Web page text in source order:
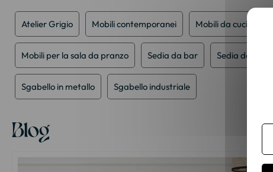
Atelier Grigio Mobili contemporanei Mobili da cucina
Mobili per la sala da pranzo Sedia da bar Sedia da bar
Sgabello in metallo Sgabello industriale
Blog